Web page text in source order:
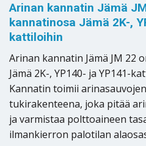
Arinan kannatin Jämä
kannatinosa Jämä 2K-,
kattiloihin
Arinan kannatin Jämä JM 22
Jämä 2K-, YP140- ja YP141-
Kannatin toimii
tukirakenteena, joka pitää
ja varmistaa polttoaineen
ilmankierron palotilan